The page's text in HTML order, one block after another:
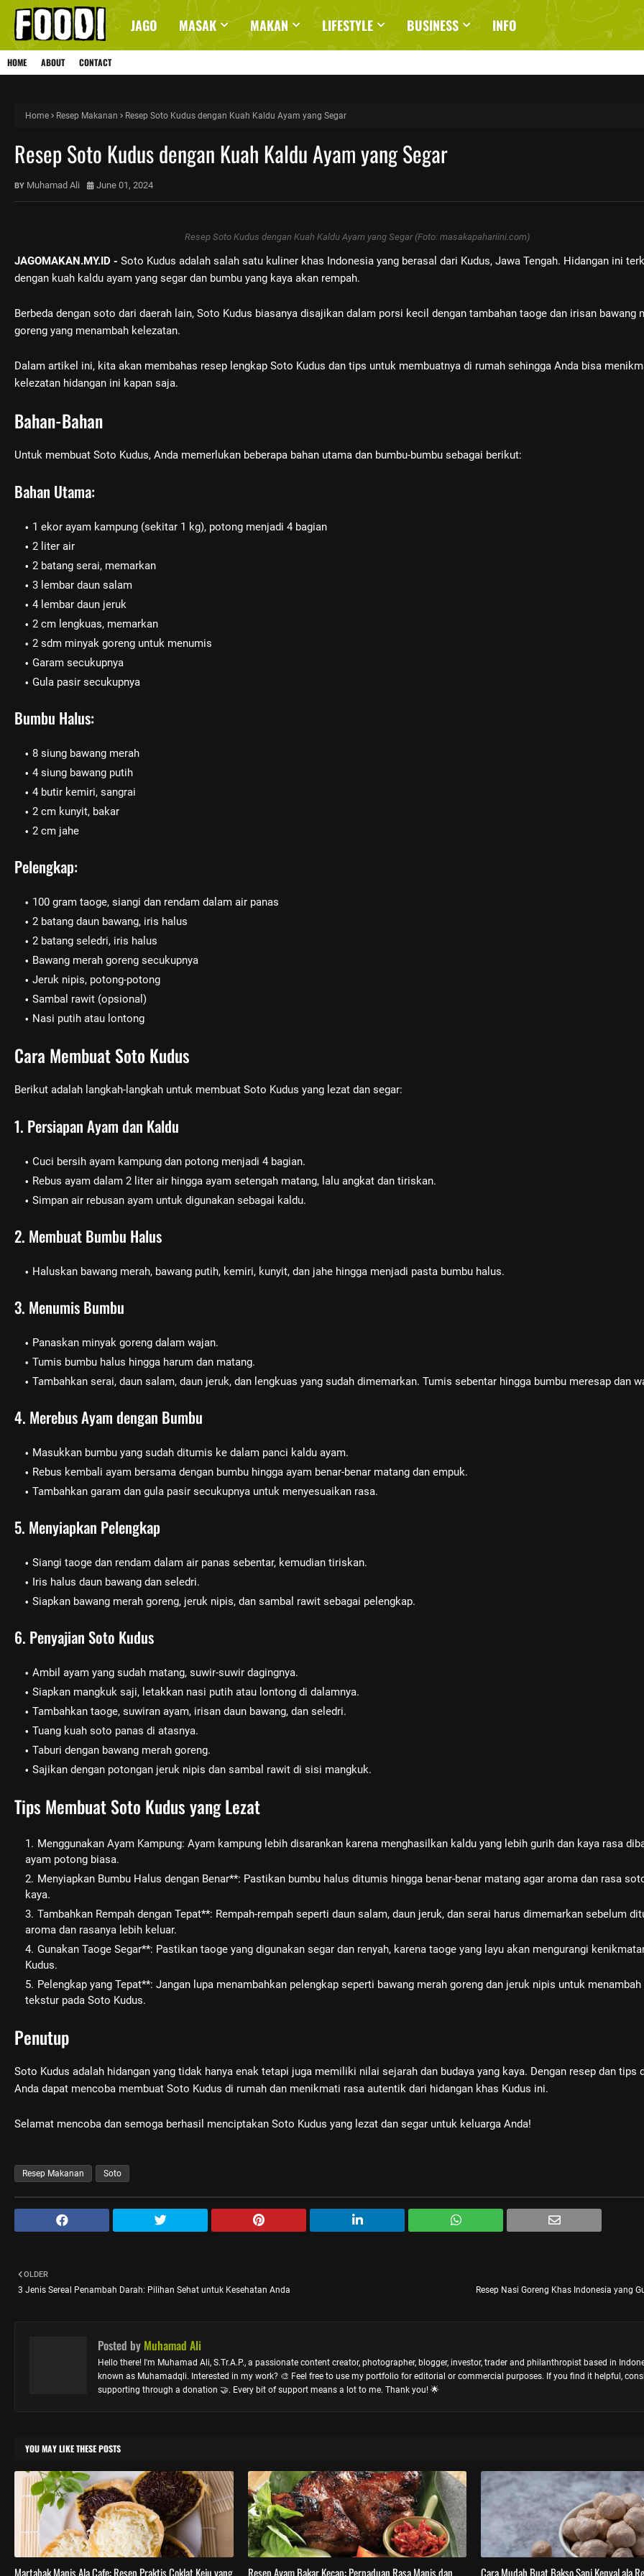
JAGO MASAK MAKAN LIFESTYLE BUSINESS INFO
HOME ABOUT CONTACT
Home Resep Makanan Resep Soto Kudus dengan Kuah Kaldu Ayam yang Segar
Resep Soto Kudus dengan Kuah Kaldu Ayam yang Segar
Muhamad Ali June 01, 2024
Resep Soto Kudus dengan Kuah Kaldu Ayam yang Segar (Foto: masakapahariini.com)
JAGOMAKAN.MY.ID - Soto Kudus adalah salah satu kuliner khas Indonesia yang berasal dari Kudus, Jawa Tengah. Hidangan ini
dengan kuah kaldu ayam yang segar dan bumbu yang kaya akan rempah.
Berbeda dengan soto dari daerah lain, Soto Kudus biasanya disajikan dalam porsi kecil dengan tambahan taoge dan irisan bawang
goreng yang menambah kelezatan.
Dalam artikel ini, kita akan membahas resep lengkap Soto Kudus dan tips untuk membuatnya di rumah sehingga Anda bisa
kelezatan hidangan ini kapan saja.
Bahan-Bahan
Untuk membuat Soto Kudus, Anda memerlukan beberapa bahan utama dan bumbu-bumbu sebagai berikut:
Bahan Utama:
1 ekor ayam kampung (sekitar 1 kg), potong menjadi 4 bagian
2 liter air
2 batang serai, memarkan
3 lembar daun salam
4 lembar daun jeruk
2 cm lengkuas, memarkan
2 sdm minyak goreng untuk menumis
Garam secukupnya
Gula pasir secukupnya
Bumbu Halus:
8 siung bawang merah
4 siung bawang putih
4 butir kemiri, sangrai
2 cm kunyit, bakar
2 cm jahe
Pelengkap:
100 gram taoge, siangi dan rendam dalam air panas
2 batang daun bawang, iris halus
2 batang seledri, iris halus
Bawang merah goreng secukupnya
Jeruk nipis, potong-potong
Sambal rawit (opsional)
Nasi putih atau lontong
Cara Membuat Soto Kudus
Berikut adalah langkah-langkah untuk membuat Soto Kudus yang lezat dan segar:
1. Persiapan Ayam dan Kaldu
Cuci bersih ayam kampung dan potong menjadi 4 bagian.
Rebus ayam dalam 2 liter air hingga ayam setengah matang, lalu angkat dan tiriskan.
Simpan air rebusan ayam untuk digunakan sebagai kaldu.
2. Membuat Bumbu Halus
Haluskan bawang merah, bawang putih, kemiri, kunyit, dan jahe hingga menjadi pasta bumbu halus.
3. Menumis Bumbu
Panaskan minyak goreng dalam wajan.
Tumis bumbu halus hingga harum dan matang.
Tambahkan serai, daun salam, daun jeruk, dan lengkuas yang sudah dimemarkan. Tumis sebentar hingga bumbu meresap dan
4. Merebus Ayam dengan Bumbu
Masukkan bumbu yang sudah ditumis ke dalam panci kaldu ayam.
Rebus kembali ayam bersama dengan bumbu hingga ayam benar-benar matang dan empuk.
Tambahkan garam dan gula pasir secukupnya untuk menyesuaikan rasa.
5. Menyiapkan Pelengkap
Siangi taoge dan rendam dalam air panas sebentar, kemudian tiriskan.
Iris halus daun bawang dan seledri.
Siapkan bawang merah goreng, jeruk nipis, dan sambal rawit sebagai pelengkap.
6. Penyajian Soto Kudus
Ambil ayam yang sudah matang, suwir-suwir dagingnya.
Siapkan mangkuk saji, letakkan nasi putih atau lontong di dalamnya.
Tambahkan taoge, suwiran ayam, irisan daun bawang, dan seledri.
Tuang kuah soto panas di atasnya.
Taburi dengan bawang merah goreng.
Sajikan dengan potongan jeruk nipis dan sambal rawit di sisi mangkuk.
Tips Membuat Soto Kudus yang Lezat
Menggunakan Ayam Kampung: Ayam kampung lebih disarankan karena menghasilkan kaldu yang lebih gurih dan kaya rasa
ayam potong biasa.
Menyiapkan Bumbu Halus dengan Benar**: Pastikan bumbu halus ditumis hingga benar-benar matang agar aroma dan rasa
kaya.
Tambahkan Rempah dengan Tepat**: Rempah-rempah seperti daun salam, daun jeruk, dan serai harus dimemarkan sebelum
aroma dan rasanya lebih keluar.
Gunakan Taoge Segar**: Pastikan taoge yang digunakan segar dan renyah, karena taoge yang layu akan mengurangi
Kudus.
Pelengkap yang Tepat**: Jangan lupa menambahkan pelengkap seperti bawang merah goreng dan jeruk nipis untuk menambah
tekstur pada Soto Kudus.
Penutup
Soto Kudus adalah hidangan yang tidak hanya enak tetapi juga memiliki nilai sejarah dan budaya yang kaya. Dengan resep dan tips
Anda dapat mencoba membuat Soto Kudus di rumah dan menikmati rasa autentik dari hidangan khas Kudus ini.
Selamat mencoba dan semoga berhasil menciptakan Soto Kudus yang lezat dan segar untuk keluarga Anda!
Resep Makanan Soto
Resep Nasi Goreng Khas Indonesia yang
OLDER
3 Jenis Sereal Penambah Darah: Pilihan Sehat untuk Kesehatan Anda
Posted by Muhamad Ali
Hello there! I'm Muhamad Ali, S.Tr.A.P., a passionate content creator, photographer, blogger, investor, trader and philanthropist based in
known as Muhamadqli. Interested in my work? 🎨 Feel free to use my portfolio for editorial or commercial purposes. If you find it helpful,
supporting through a donation 🤝. Every bit of support means a lot to me. Thank you! 🌟
YOU MAY LIKE THESE POSTS
Martabak Manis Ala Cafe: Resep Praktis Coklat Keju yang Resep Ayam Bakar Kecap: Perpaduan Rasa Manis dan Cara Mudah Buat Bakso Sapi Kenyal ala